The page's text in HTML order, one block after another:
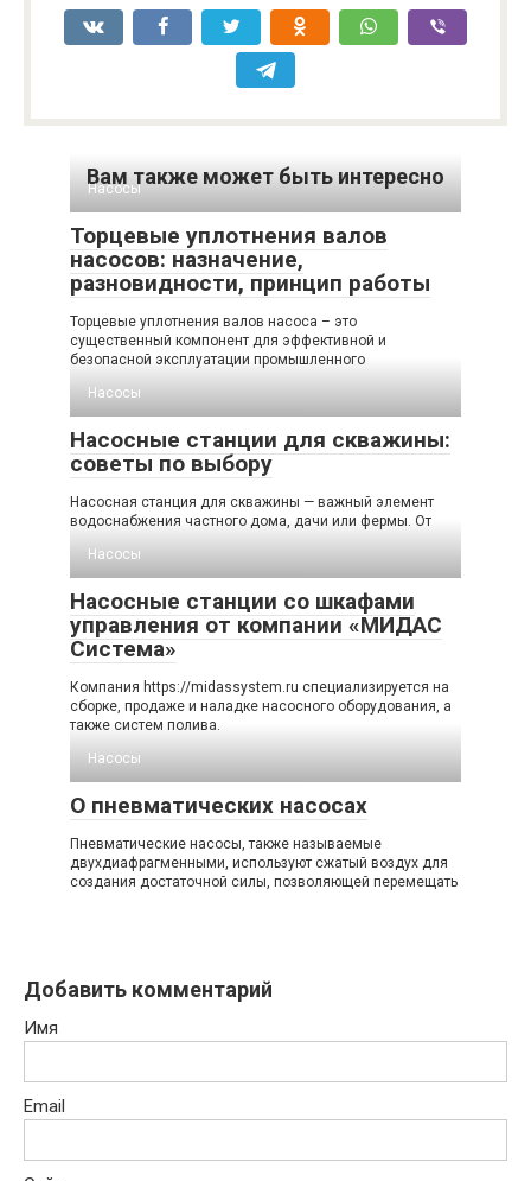
Вам также может быть интересно
Насосы
Торцевые уплотнения валов
насосов: назначение,
разновидности, принцип работы
Торцевые уплотнения валов насоса – это
существенный компонент для эффективной и
безопасной эксплуатации промышленного
Насосы
Насосные станции для скважины:
советы по выбору
Насосная станция для скважины — важный элемент
водоснабжения частного дома, дачи или фермы. От
Насосы
Насосные станции со шкафами
управления от компании «МИДАС
Система»
Компания https://midassystem.ru специализируется на
сборке, продаже и наладке насосного оборудования, а
также систем полива.
Насосы
О пневматических насосах
Пневматические насосы, также называемые
двухдиафрагменными, используют сжатый воздух для
создания достаточной силы, позволяющей перемещать
Добавить комментарий
Имя
Email